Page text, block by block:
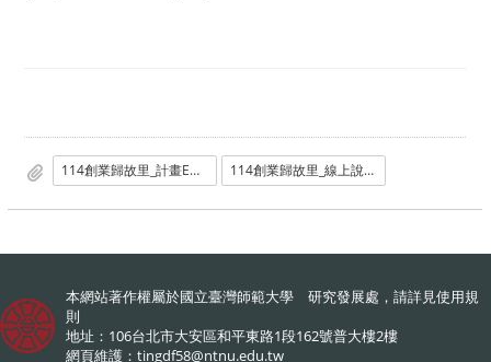
114創業歸故里_計畫EDM.png 114創業歸故里_線上說明會EDM.jpg
本網站著作權屬於國立臺灣師範大學 研究發展處，請詳見使用規
則
地址：106台北市大安區和平東路1段162號普大樓2樓
網頁維護： tingdf58@ntnu.edu.tw